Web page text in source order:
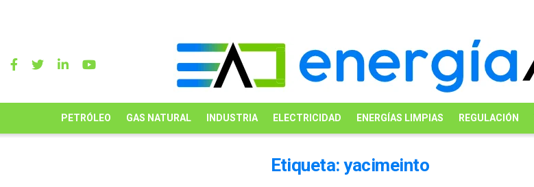
PETRÓLEO GAS NATURAL INDUSTRIA ELECTRICIDAD ENERGÍAS LIMPIAS REGULACIÓN
Etiqueta:yacimeinto